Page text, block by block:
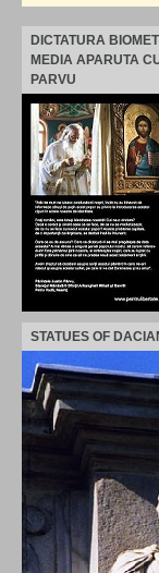
DICTATURA
MEDIA APARUTA
PARVU
STATUES OF